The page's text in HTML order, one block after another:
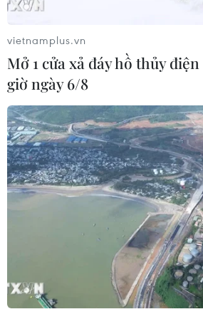
Làm dịu da
Để làm dịu vết cháy nắng trên
thúc đẩy quá trình hồi phục da
hoặc mặt nạ lô hội đắp lên
Ngoài ra các loại mặt nạ từ sữa
leo,... cũng có thể mang lại hiệu
Đặc biệt, nếu trên da đang có
bỏ qua bước này để tránh xảy
dùng nguyên liệu không đảm
Dưỡng ẩm để hồi phục da
Sử dụng các loại kem dưỡng
không thể bỏ qua khi phục hồi
vietnamplus.vn
Mở 1 cửa xả đáy hồ thủy
giờ ngày 6/8